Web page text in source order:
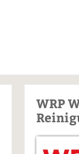
WRP